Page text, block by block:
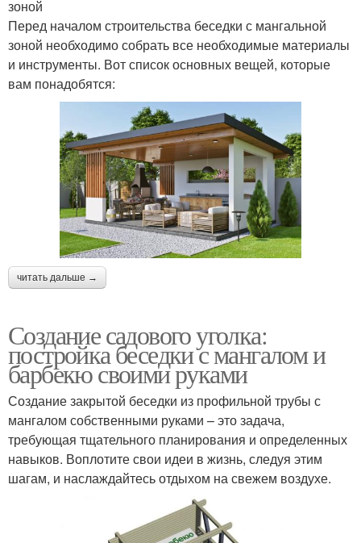
зоной
Перед началом строительства беседки с мангальной
зоной необходимо собрать все необходимые материалы
и инструменты. Вот список основных вещей, которые
вам понадобятся:
читать дальше →
Создание садового уголка:
постройка беседки с мангалом и
барбекю своими руками
Создание закрытой беседки из профильной трубы с
мангалом собственными руками – это задача,
требующая тщательного планирования и определенных
навыков. Воплотите свои идеи в жизнь, следуя этим
шагам, и наслаждайтесь отдыхом на свежем воздухе.